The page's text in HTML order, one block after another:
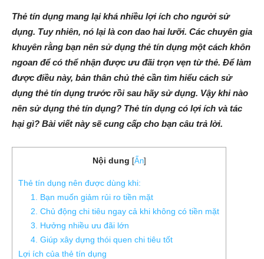
Thẻ tín dụng mang lại khá nhiều lợi ích cho người sử
dụng. Tuy nhiên, nó lại là con dao hai lưỡi. Các chuyên gia
khuyên rằng bạn nên sử dụng thẻ tín dụng một cách khôn
ngoan để có thể nhận được ưu đãi trọn vẹn từ thẻ. Để làm
được điều này, bản thân chủ thẻ cần tìm hiểu cách sử
dụng thẻ tín dụng trước rồi sau hãy sử dụng. Vậy khi nào
nên sử dụng thẻ tín dụng? Thẻ tín dụng có lợi ích và tác
hại gì? Bài viết này sẽ cung cấp cho bạn câu trả lời.
Nội dung [Ẩn]
Thẻ tín dụng nên được dùng khi:
1. Bạn muốn giảm rủi ro tiền mặt
2. Chủ động chi tiêu ngay cả khi không có tiền mặt
3. Hưởng nhiều ưu đãi lớn
4. Giúp xây dựng thói quen chi tiêu tốt
Lợi ích của thẻ tín dụng